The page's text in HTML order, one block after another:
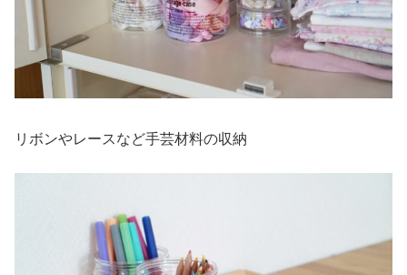
リボンやレースなど手芸材料の収納